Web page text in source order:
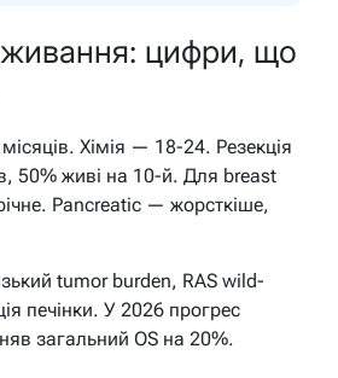
цифри, що
Хімія — 18-24. Резекція
50% живі на 10-й. Для breast
Pancreatic — жорсткіше,
tumor burden, RAS wild-
печінки. У 2026 прогрес
загальний OS на 20%.